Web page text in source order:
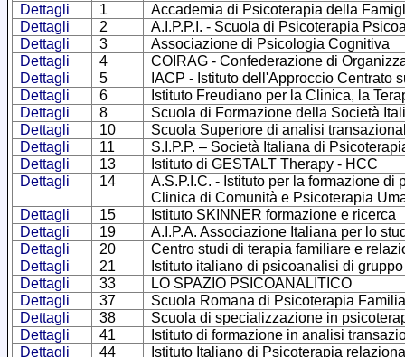
Dettagli
1
Accademia di Psicoterapia della
Dettagli
2
A.I.P.P.I. - Scuola di Psicoterapia
Dettagli
3
Associazione di Psicologia Cognitiva
Dettagli
4
COIRAG - Confederazione di
Dettagli
5
IACP - Istituto dell'Approccio Centrato
Dettagli
6
Istituto Freudiano per la Clinica, la
Dettagli
8
Scuola di Formazione della Società
Dettagli
10
Scuola Superiore di analisi
Dettagli
11
S.I.P.P. – Società Italiana di
Dettagli
13
Istituto di GESTALT Therapy - HCC
Dettagli
14
A.S.P.I.C. - Istituto per la formazione
Clinica di Comunità e Psicoterapia
Dettagli
15
Istituto SKINNER formazione e ricerca
Dettagli
19
A.I.P.A. Associazione Italiana per lo
Dettagli
20
Centro studi di terapia familiare e
Dettagli
21
Istituto italiano di psicoanalisi di gruppo
Dettagli
33
LO SPAZIO PSICOANALITICO
Dettagli
37
Scuola Romana di Psicoterapia
Dettagli
38
Scuola di specializzazione in
Dettagli
41
Istituto di formazione in analisi
Dettagli
44
Istituto Italiano di Psicoterapia